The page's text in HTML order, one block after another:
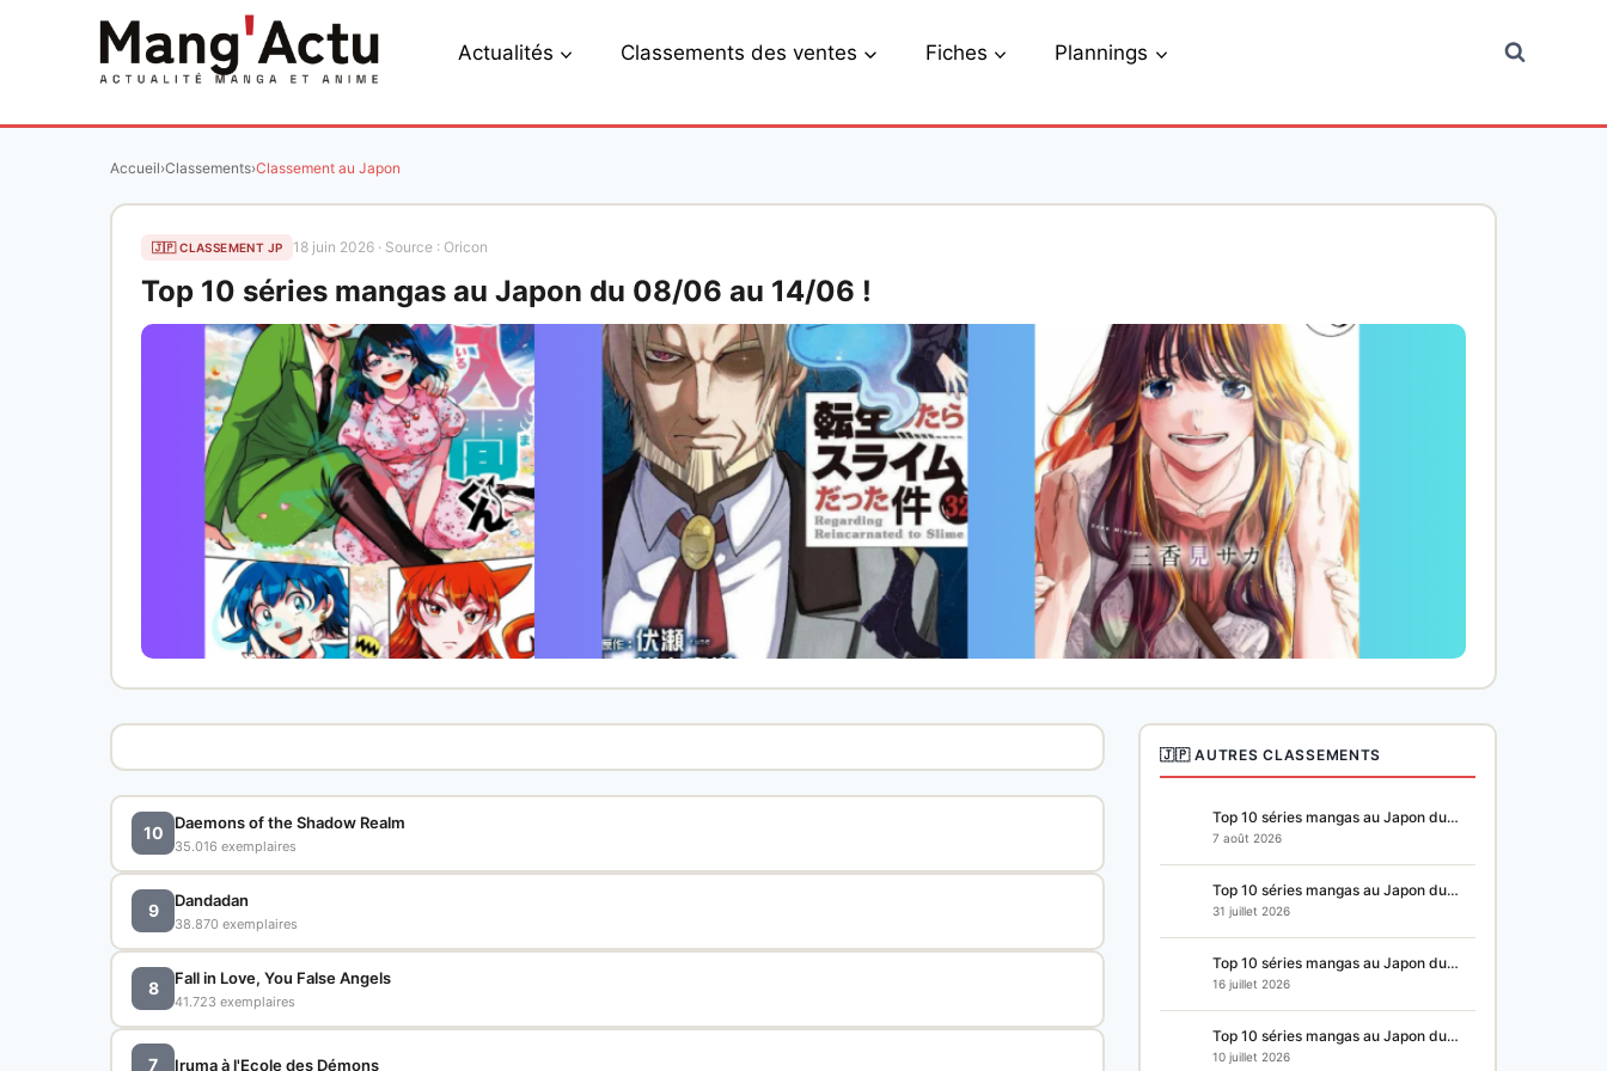
Actualités Classements des ventes Fiches Plannings
Accueil›Classements›Classement au Japon
🇯🇵 CLASSEMENT JP 18 juin 2026 · Source : Oricon
Top 10 séries mangas au Japon du 08/06 au 14/06 !
10
Daemons of the Shadow Realm
35.016 exemplaires
9
Dandadan
38.870 exemplaires
8
Fall in Love, You False Angels
41.723 exemplaires
7 Iruma à l'Ecole des Démons
🇯🇵 AUTRES CLASSEMENTS
Top 10 séries mangas au Japon du…
7 août 2026
Top 10 séries mangas au Japon du…
31 juillet 2026
Top 10 séries mangas au Japon du…
16 juillet 2026
Top 10 séries mangas au Japon du…
10 juillet 2026